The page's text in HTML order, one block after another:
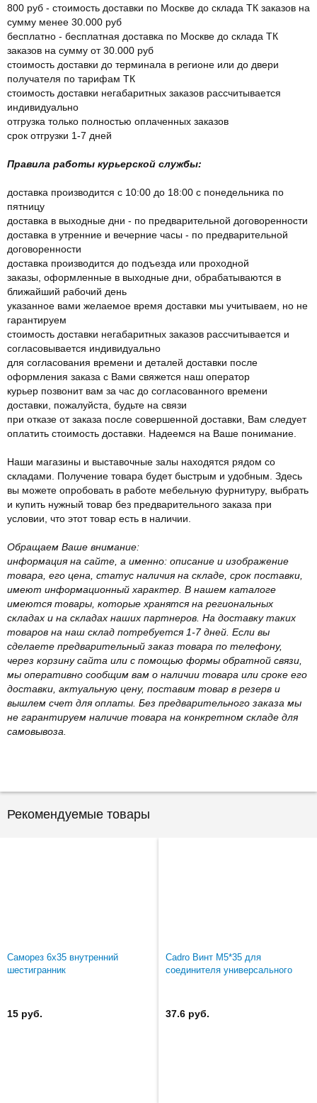
800 руб - стоимость доставки по Москве до склада ТК заказов на
сумму менее 30.000 руб
бесплатно - бесплатная доставка по Москве до склада ТК
заказов на сумму от 30.000 руб
стоимость доставки до терминала в регионе или до двери
получателя по тарифам ТК
стоимость доставки негабаритных заказов рассчитывается
индивидуально
отгрузка только полностью оплаченных заказов
срок отгрузки 1-7 дней
Правила работы курьерской службы:
доставка производится с 10:00 до 18:00 с понедельника по
пятницу
доставка в выходные дни - по предварительной договоренности
доставка в утренние и вечерние часы - по предварительной
договоренности
доставка производится до подъезда или проходной
заказы, оформленные в выходные дни, обрабатываются в
ближайший рабочий день
указанное вами желаемое время доставки мы учитываем, но не
гарантируем
стоимость доставки негабаритных заказов рассчитывается и
согласовывается индивидуально
для согласования времени и деталей доставки после
оформления заказа с Вами свяжется наш оператор
курьер позвонит вам за час до согласованного времени
доставки, пожалуйста, будьте на связи
при отказе от заказа после совершенной доставки, Вам следует
оплатить стоимость доставки. Надеемся на Ваше понимание.
Наши магазины и выставочные залы находятся рядом со
складами. Получение товара будет быстрым и удобным. Здесь
вы можете опробовать в работе мебельную фурнитуру, выбрать
и купить нужный товар без предварительного заказа при
условии, что этот товар есть в наличии.
Обращаем Ваше внимание:
информация на сайте, а именно: описание и изображение
товара, его цена, статус наличия на складе, срок поставки,
имеют информационный характер. В нашем каталоге
имеются товары, которые хранятся на региональных
складах и на складах наших партнеров. На доставку таких
товаров на наш склад потребуется 1-7 дней. Если вы
сделаете предварительный заказ товара по телефону,
через корзину сайта или с помощью формы обратной связи,
мы оперативно сообщим вам о наличии товара или сроке его
доставки, актуальную цену, поставим товар в резерв и
вышлем счет для оплаты. Без предварительного заказа мы
не гарантируем наличие товара на конкретном складе для
самовывоза.
Рекомендуемые товары
Саморез 6х35 внутренний
шестигранник
15 руб.
Cadro Винт М5*35 для
соединителя универсального
37.6 руб.